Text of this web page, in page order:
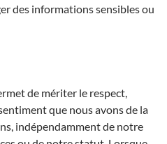
des informations sensibles ou
de mériter le respect,
que nous avons de la
indépendamment de notre